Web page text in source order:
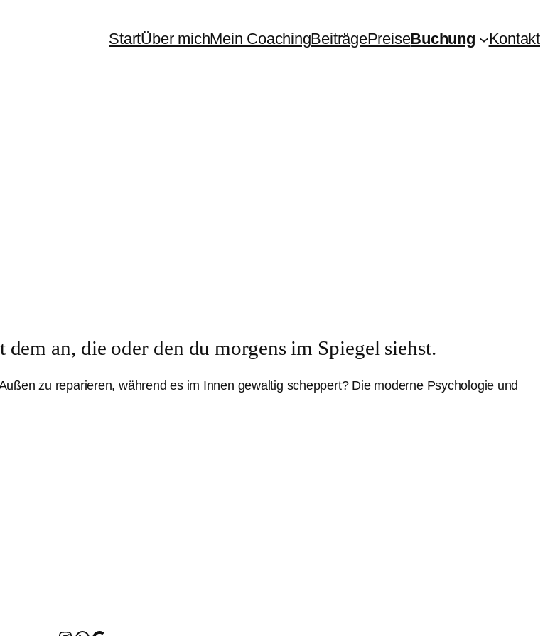
StartÜber michMein CoachingBeiträgePreiseBuchung Kontakt
an, die oder den du morgens im Spiegel siehst.
zu reparieren, während es im Innen gewaltig scheppert? Die moderne Psychologie und